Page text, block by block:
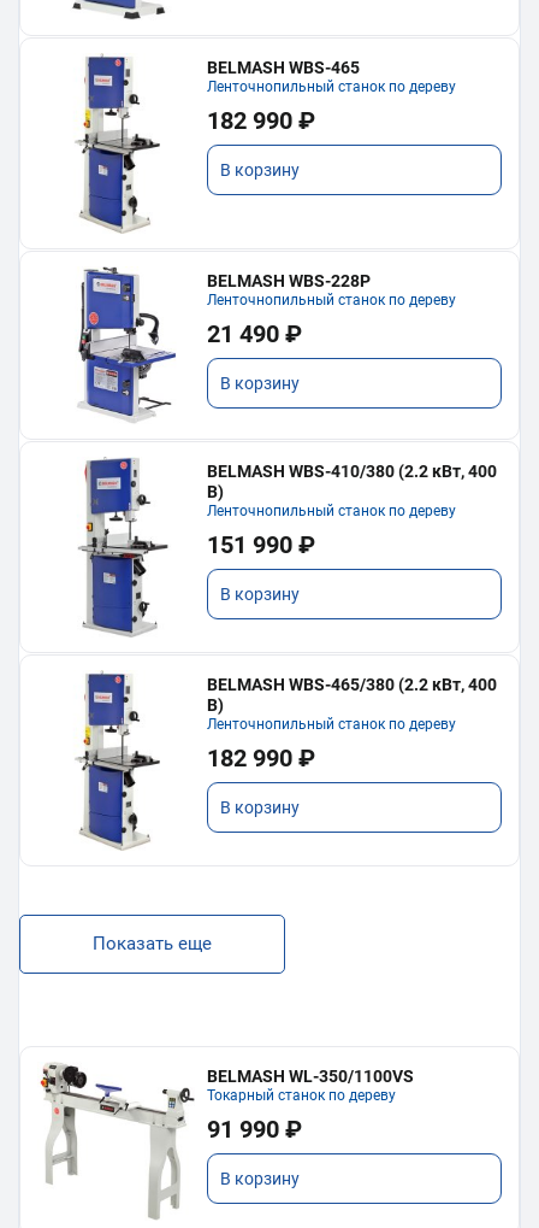
BELMASH WBS-465
Ленточнопильный станок по дереву
182 990 ₽
В корзину
BELMASH WBS-228P
Ленточнопильный станок по дереву
21 490 ₽
В корзину
BELMASH WBS-410/380 (2.2 кВт, 400
В)
Ленточнопильный станок по дереву
151 990 ₽
В корзину
BELMASH WBS-465/380 (2.2 кВт, 400
В)
Ленточнопильный станок по дереву
182 990 ₽
В корзину
Показать еще
BELMASH WL-350/1100VS
Токарный станок по дереву
91 990 ₽
В корзину